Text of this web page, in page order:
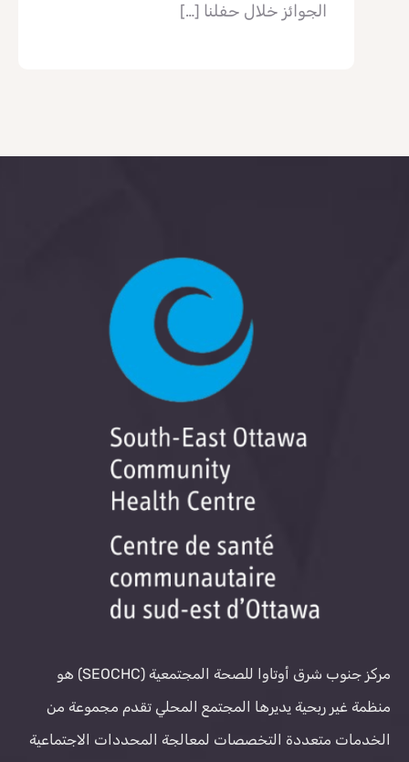
الجوائز خلال حفلنا […]
مركز جنوب شرق أوتاوا للصحة المجتمعية (SEOCHC) هو
منظمة غير ربحية يديرها المجتمع المحلي تقدم مجموعة من
الخدمات متعددة التخصصات لمعالجة المحددات الاجتماعية